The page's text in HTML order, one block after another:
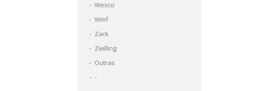
Wesco
Wmf
Zack
Zwilling
Outras
-